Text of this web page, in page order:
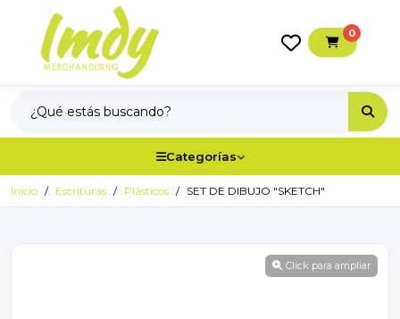
0
Categorías
Inicio Escrituras Plásticos SET DE DIBUJO "SKETCH"
Click para ampliar